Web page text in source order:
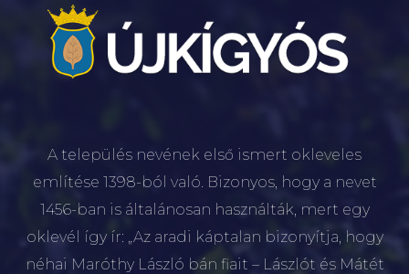
A település nevének első ismert okleveles
említése 1398-ból való. Bizonyos, hogy a nevet
1456-ban is általánosan használták, mert egy
oklevél így ír: „Az aradi káptalan bizonyítja, hogy
néhai Maróthy László bán fiait – Lászlót és Mátét